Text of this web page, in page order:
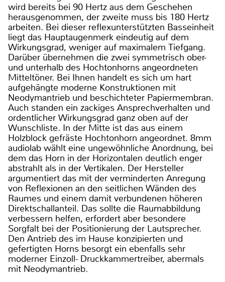
wird bereits bei 90 Hertz aus dem Geschehen
herausgenommen, der zweite muss bis 180 Hertz
arbeiten. Bei dieser reflexunterstützten Basseinheit
liegt das Hauptaugenmerk eindeutig auf dem
Wirkungsgrad, weniger auf maximalem Tiefgang.
Darüber übernehmen die zwei symmetrisch ober-
und unterhalb des Hochtonhorns angeordneten
Mitteltöner. Bei Ihnen handelt es sich um hart
aufgehängte moderne Konstruktionen mit
Neodymantrieb und beschichteter Papiermembran.
Auch standen ein zackiges Ansprechverhalten und
ordentlicher Wirkungsgrad ganz oben auf der
Wunschliste. In der Mitte ist das aus einem
Holzblock gefräste Hochtonhorn angeordnet. 8mm
audiolab wählt eine ungewöhnliche Anordnung, bei
dem das Horn in der Horizontalen deutlich enger
abstrahlt als in der Vertikalen. Der Hersteller
argumentiert das mit der verminderten Anregung
von Reflexionen an den seitlichen Wänden des
Raumes und einem damit verbundenen höheren
Direktschallanteil. Das sollte die Raumabbildung
verbessern helfen, erfordert aber besondere
Sorgfalt bei der Positionierung der Lautsprecher.
Den Antrieb des im Hause konzipierten und
gefertigten Horns besorgt ein ebenfalls sehr
moderner Einzoll- Druckkammertreiber, abermals
mit Neodymantrieb.